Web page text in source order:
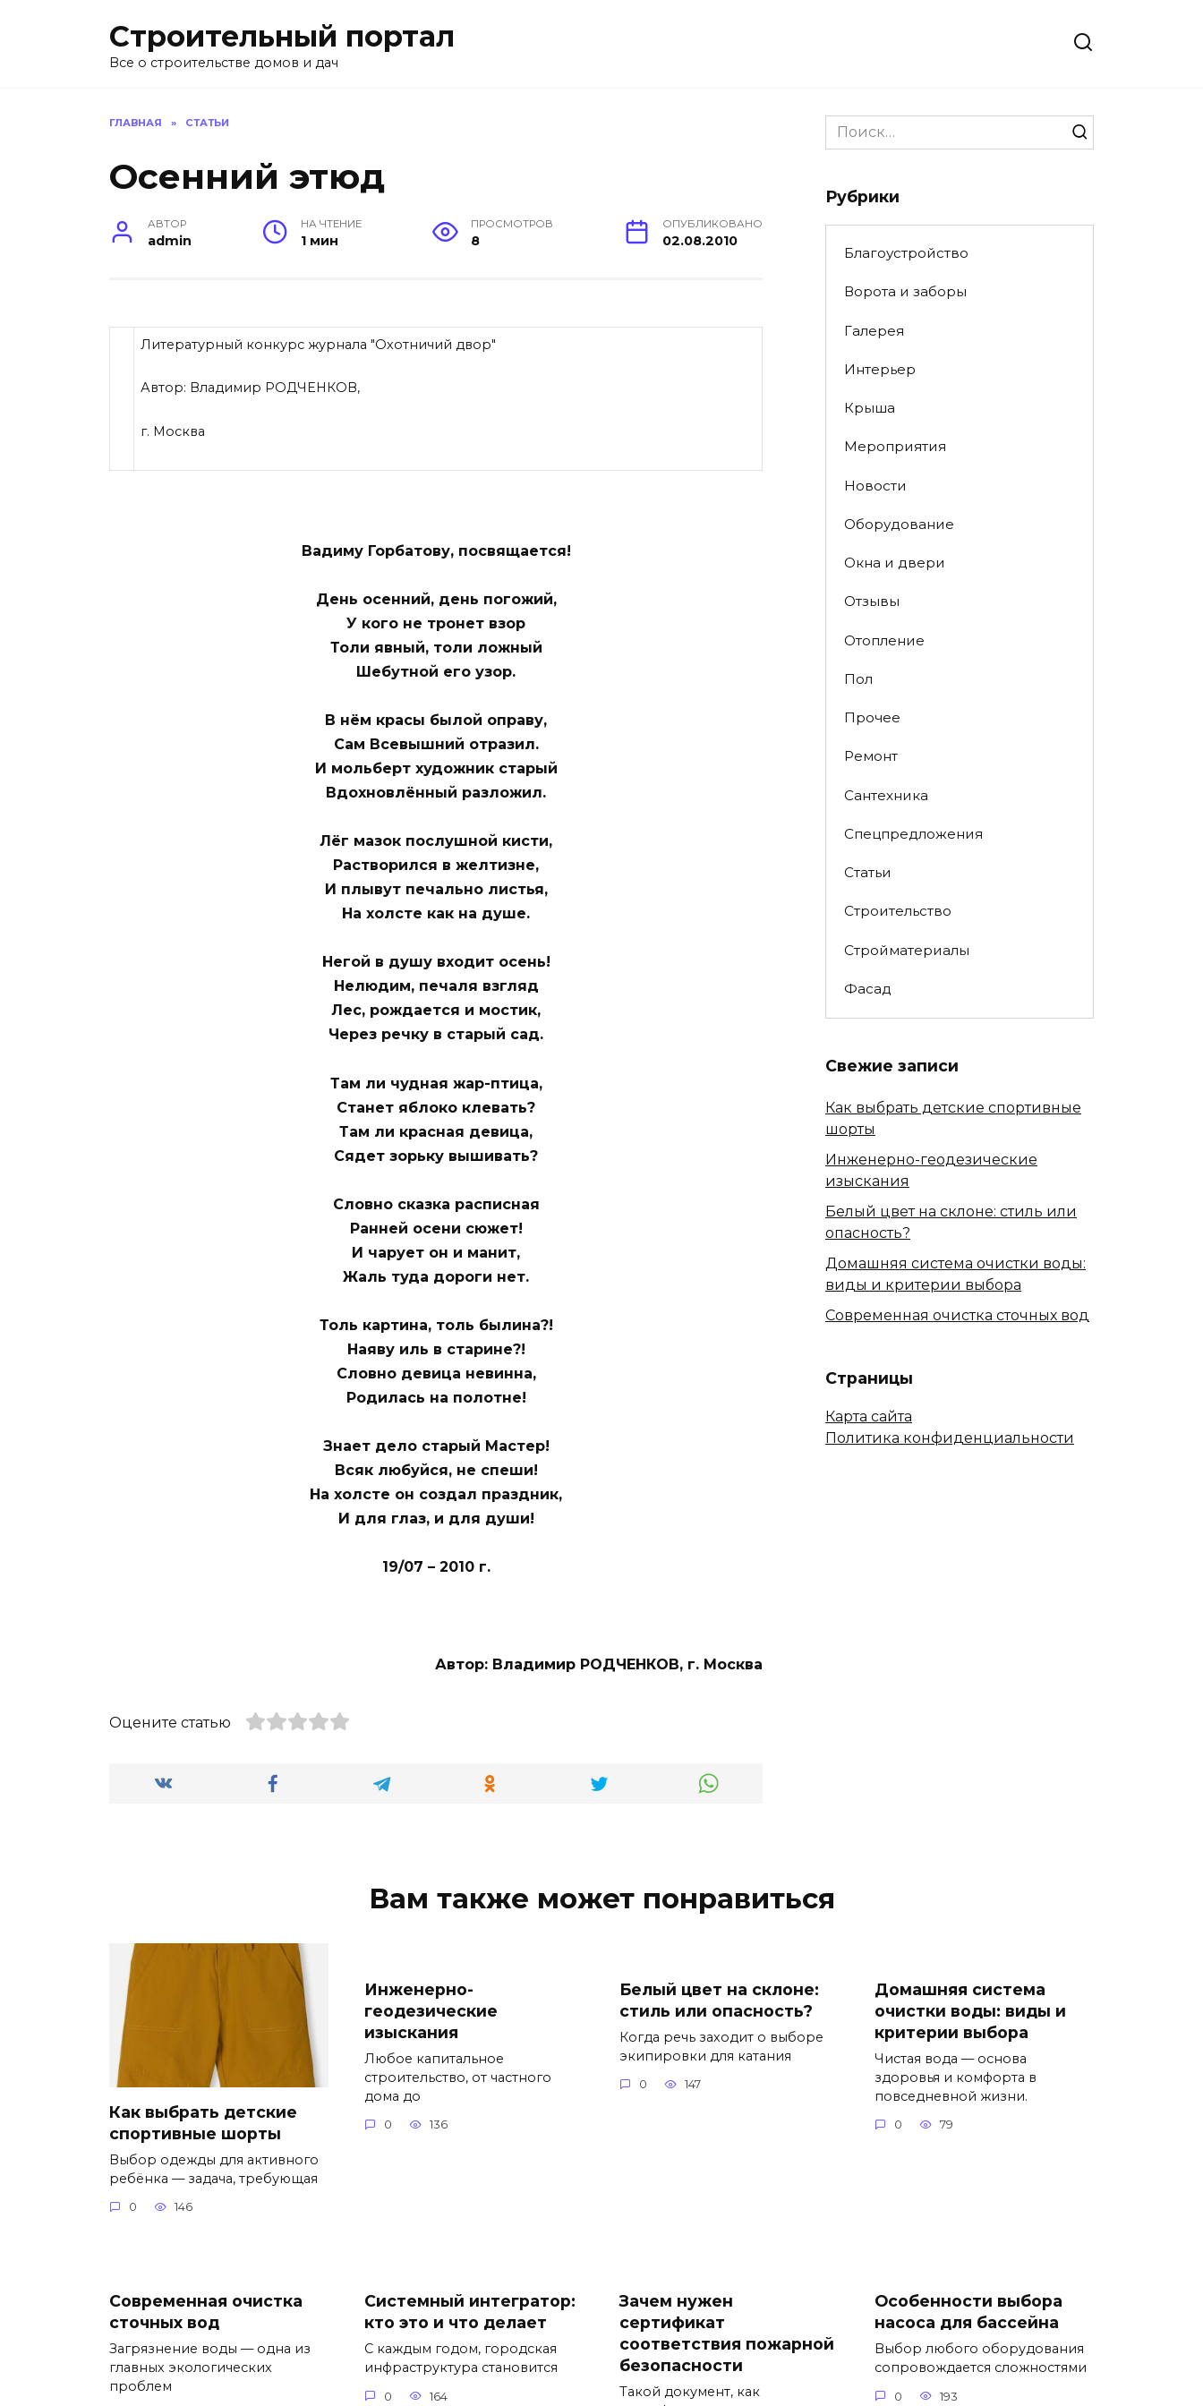
Строительный портал
Все о строительстве домов и дач
ГЛАВНАЯ » СТАТЬИ
Осенний этюд
АВТОР
admin
НА ЧТЕНИЕ
1 мин
ПРОСМОТРОВ
8
ОПУБЛИКОВАНО
02.08.2010
Литературный конкурс журнала "Охотничий двор"
Автор: Владимир РОДЧЕНКОВ,
г. Москва
Вадиму Горбатову, посвящается!
День осенний, день погожий,
У кого не тронет взор
Толи явный, толи ложный
Шебутной его узор.
В нём красы былой оправу,
Сам Всевышний отразил.
И мольберт художник старый
Вдохновлённый разложил.
Лёг мазок послушной кисти,
Растворился в желтизне,
И плывут печально листья,
На холсте как на душе.
Негой в душу входит осень!
Нелюдим, печаля взгляд
Лес, рождается и мостик,
Через речку в старый сад.
Там ли чудная жар-птица,
Станет яблоко клевать?
Там ли красная девица,
Сядет зорьку вышивать?
Словно сказка расписная
Ранней осени сюжет!
И чарует он и манит,
Жаль туда дороги нет.
Толь картина, толь былина?!
Наяву иль в старине?!
Словно девица невинна,
Родилась на полотне!
Знает дело старый Мастер!
Всяк любуйся, не спеши!
На холсте он создал праздник,
И для глаз, и для души!
19/07 – 2010 г.
Автор: Владимир РОДЧЕНКОВ, г. Москва
Оцените статью
Search
for:
Рубрики
Благоустройство
Ворота и заборы
Галерея
Интерьер
Крыша
Мероприятия
Новости
Оборудование
Окна и двери
Отзывы
Отопление
Пол
Прочее
Ремонт
Сантехника
Спецпредложения
Статьи
Строительство
Стройматериалы
Фасад
Свежие записи
Как выбрать детские спортивные
шорты
Инженерно-геодезические
изыскания
Белый цвет на склоне: стиль или
опасность?
Домашняя система очистки воды:
виды и критерии выбора
Современная очистка сточных вод
Страницы
Карта сайта
Политика конфиденциальности
Вам также может понравиться
Как выбрать детские
спортивные шорты
Выбор одежды для активного
ребёнка — задача, требующая
0 146
Инженерно-
геодезические
изыскания
Любое капитальное
строительство, от частного
дома до
0 136
Белый цвет на склоне:
стиль или опасность?
Когда речь заходит о выборе
экипировки для катания
0 147
Домашняя система
очистки воды: виды и
критерии выбора
Чистая вода — основа
здоровья и комфорта в
повседневной жизни.
0 79
Современная очистка
сточных вод
Загрязнение воды — одна из
главных экологических
проблем
Системный интегратор:
кто это и что делает
С каждым годом, городская
инфраструктура становится
0 164
Зачем нужен
сертификат
соответствия пожарной
безопасности
Такой документ, как
Особенности выбора
насоса для бассейна
Выбор любого оборудования
сопровождается сложностями
0 193